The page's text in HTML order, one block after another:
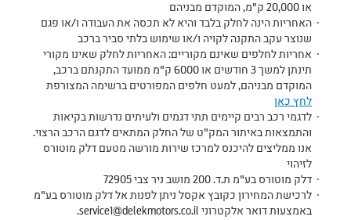
או 20,000 ק"מ, המוקדם מבניהם
האחריות הינה לחלק בלבד והיא לא תכסה את העבודה ו/או פגם
שנוצר עקב התקנה לקויה ו/או שימוש בלתי סביר ברכב
אחריות לחלפים שאינם מקוריים: האחריות לחלק שאינו מקורי
תינתן למשך 3 חודשים או 6000 ק"מ ממועד התקנתם ברכב,
המוקדם מבניהם, למעט חלפים המפורטים ברשימה המצורפת
לחץ כאן
לדגמי רכב רבים קיימים תתי דגמים ולעיתים נדרשות בקיאות
והתמצאות באיתור המק"ט של החלק המתאים לדגם הרכב הרצוי.
אנו ממליצים להיכנס למרכז שירות מורשה מטעם דלק מוטורס
לזיהוי
דלק מוטורס בע"מ ת.ד. 200 מושב ניר צבי 72905
לרכישת המחירון כקובץ אקסל ניתן לפנות אל דלק מוטורס בע"מ
באמצעות דואר אלקטרוני service1@delekmotors.co.il.